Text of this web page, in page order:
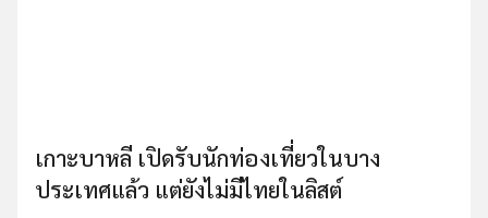
เกาะบาหลี เปิดรับนักท่องเที่ยวในบาง
ประเทศแล้ว แต่ยังไม่มีไทยในลิสต์